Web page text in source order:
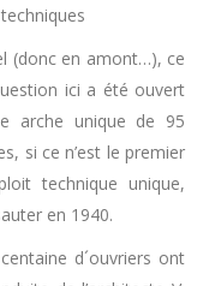
(donc en amont…), ce
ici a été ouvert
arche unique de 95
si ce n’est le premier
technique unique,
en 1940.
d´ouvriers ont